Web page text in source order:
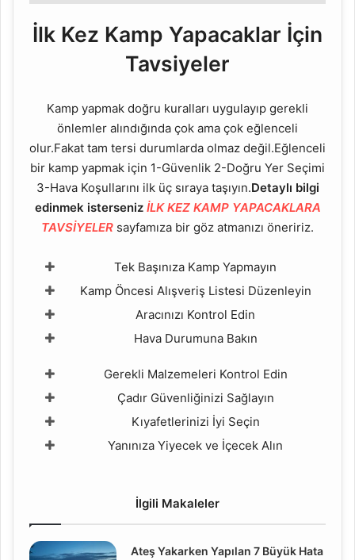
İlk Kez Kamp Yapacaklar İçin
Tavsiyeler
Kamp yapmak doğru kuralları uygulayıp gerekli
önlemler alındığında çok ama çok eğlenceli
olur.Fakat tam tersi durumlarda olmaz değil.Eğlenceli
bir kamp yapmak için 1-Güvenlik 2-Doğru Yer Seçimi
3-Hava Koşullarını ilk üç sıraya taşıyın.Detaylı bilgi
edinmek isterseniz İLK KEZ KAMP YAPACAKLARA
TAVSİYELER sayfamıza bir göz atmanızı öneririz.
Tek Başınıza Kamp Yapmayın
Kamp Öncesi Alışveriş Listesi Düzenleyin
Aracınızı Kontrol Edin
Hava Durumuna Bakın
Gerekli Malzemeleri Kontrol Edin
Çadır Güvenliğinizi Sağlayın
Kıyafetlerinizi İyi Seçin
Yanınıza Yiyecek ve İçecek Alın
İlgili Makaleler
Ateş Yakarken Yapılan 7 Büyük Hata